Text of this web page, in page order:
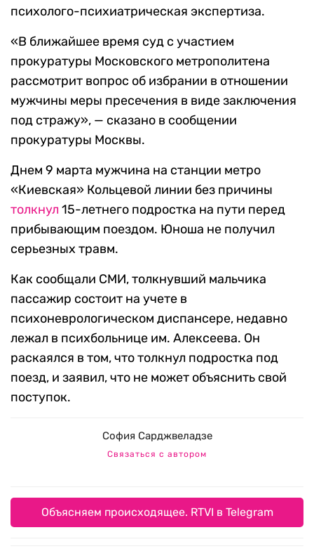
психолого-психиатрическая экспертиза.
«В ближайшее время суд с участием
прокуратуры Московского метрополитена
рассмотрит вопрос об избрании в отношении
мужчины меры пресечения в виде заключения
под стражу», — сказано в сообщении
прокуратуры Москвы.
Днем 9 марта мужчина на станции метро
«Киевская» Кольцевой линии без причины
толкнул 15-летнего подростка на пути перед
прибывающим поездом. Юноша не получил
серьезных травм.
Как сообщали СМИ, толкнувший мальчика
пассажир состоит на учете в
психоневрологическом диспансере, недавно
лежал в психбольнице им. Алексеева. Он
раскаялся в том, что толкнул подростка под
поезд, и заявил, что не может объяснить свой
поступок.
София Сарджвеладзе
Связаться с автором
Объясняем происходящее. RTVI в Telegram